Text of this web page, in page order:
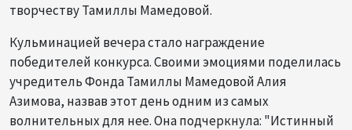
творчеству Тамиллы Мамедовой.
Кульминацией вечера стало награждение
победителей конкурса. Своими эмоциями поделилась
учредитель Фонда Тамиллы Мамедовой Алия
Азимова, назвав этот день одним из самых
волнительных для нее. Она подчеркнула: "Истинный